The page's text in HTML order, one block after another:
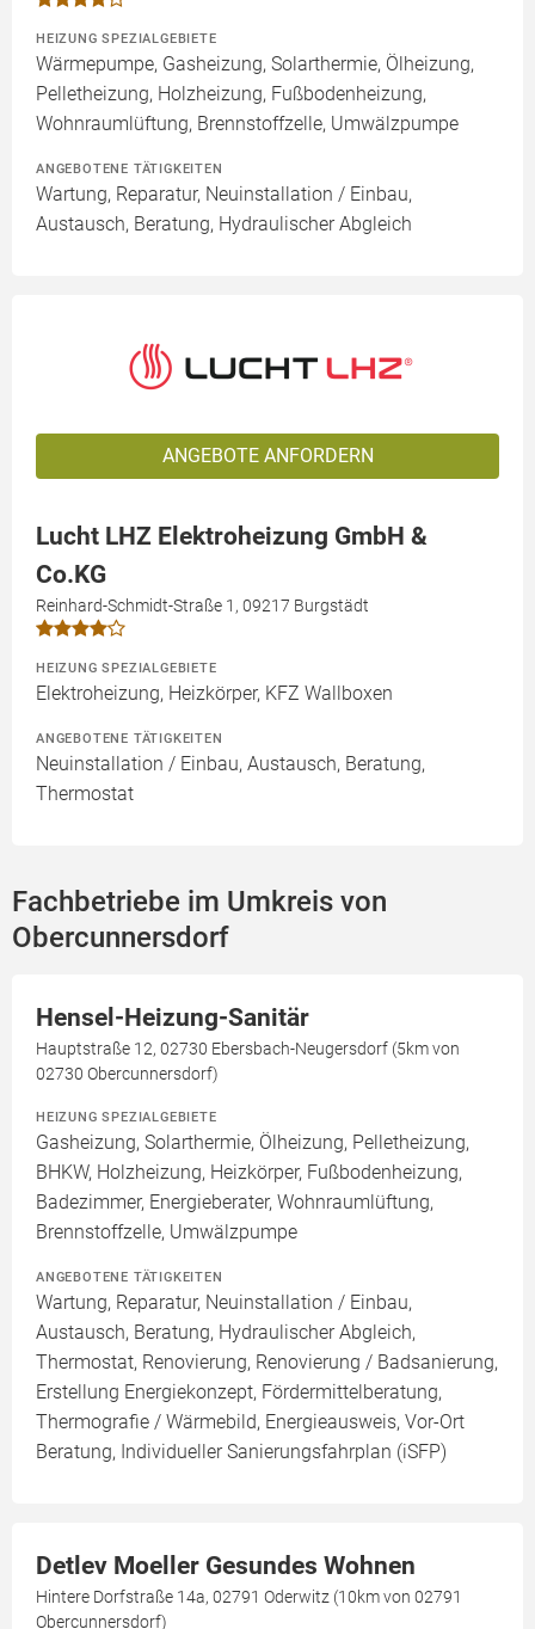
HEIZUNG SPEZIALGEBIETE
Wärmepumpe, Gasheizung, Solarthermie, Ölheizung,
Pelletheizung, Holzheizung, Fußbodenheizung,
Wohnraumlüftung, Brennstoffzelle, Umwälzpumpe
ANGEBOTENE TÄTIGKEITEN
Wartung, Reparatur, Neuinstallation / Einbau,
Austausch, Beratung, Hydraulischer Abgleich
ANGEBOTE ANFORDERN
Lucht LHZ Elektroheizung GmbH &
Co.KG
Reinhard-Schmidt-Straße 1, 09217 Burgstädt
HEIZUNG SPEZIALGEBIETE
Elektroheizung, Heizkörper, KFZ Wallboxen
ANGEBOTENE TÄTIGKEITEN
Neuinstallation / Einbau, Austausch, Beratung,
Thermostat
Fachbetriebe im Umkreis von
Obercunnersdorf
Hensel-Heizung-Sanitär
Hauptstraße 12, 02730 Ebersbach-Neugersdorf (5km von
02730 Obercunnersdorf)
HEIZUNG SPEZIALGEBIETE
Gasheizung, Solarthermie, Ölheizung, Pelletheizung,
BHKW, Holzheizung, Heizkörper, Fußbodenheizung,
Badezimmer, Energieberater, Wohnraumlüftung,
Brennstoffzelle, Umwälzpumpe
ANGEBOTENE TÄTIGKEITEN
Wartung, Reparatur, Neuinstallation / Einbau,
Austausch, Beratung, Hydraulischer Abgleich,
Thermostat, Renovierung, Renovierung / Badsanierung,
Erstellung Energiekonzept, Fördermittelberatung,
Thermografie / Wärmebild, Energieausweis, Vor-Ort
Beratung, Individueller Sanierungsfahrplan (iSFP)
Detlev Moeller Gesundes Wohnen
Hintere Dorfstraße 14a, 02791 Oderwitz (10km von 02791
Obercunnersdorf)